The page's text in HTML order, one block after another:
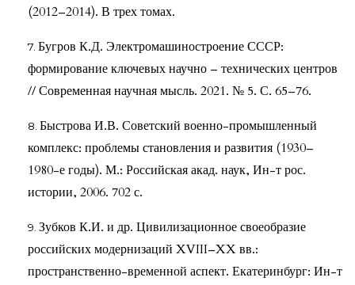
(2012–2014). В трех томах.
Бугров К.Д. Электромашиностроение СССР:
формирование ключевых научно – технических центров
// Современная научная мысль. 2021. № 5. С. 65–76.
Быстрова И.В. Советский военно-промышленный
комплекс: проблемы становления и развития (1930–
1980-е годы). М.: Российская акад. наук, Ин-т рос.
истории, 2006. 702 с.
Зубков К.И. и др. Цивилизационное своеобразие
российских модернизаций XVIII–XX вв.:
пространственно-временной аспект. Екатеринбург: Ин-т